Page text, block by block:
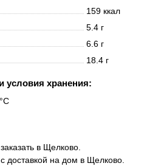
159 ккал
5.4 г
6.6 г
18.4 г
условия хранения:
в Щелково.
доставкой на дом в Щелково.